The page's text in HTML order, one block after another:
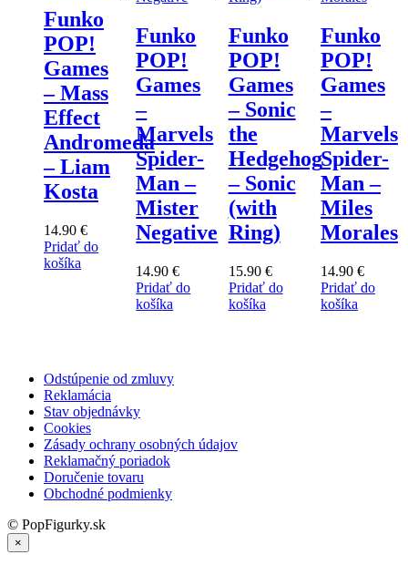
Funko
POP!
Games
– Mass
Effect
Andromeda
– Liam
Kosta
14.90 €
Pridať do
košíka
Funko
POP!
Games
–
Marvels
Spider-
Man –
Mister
Negative
14.90€
Pridať do
košíka
Funko
POP!
Games
– Sonic
the
Hedgehog
– Sonic
(with
Ring)
15.90 €
Pridať do
košíka
Funko
POP!
Games
–
Marvels
Spider-
Man –
Miles
Morales
14.90 €
Pridať do
košíka
Odstúpenie od zmluvy
Reklamácia
Stav objednávky
Cookies
Zásady ochrany osobných údajov
Reklamačný poriadok
Doručenie tovaru
Obchodné podmienky
© PopFigurky.sk
×